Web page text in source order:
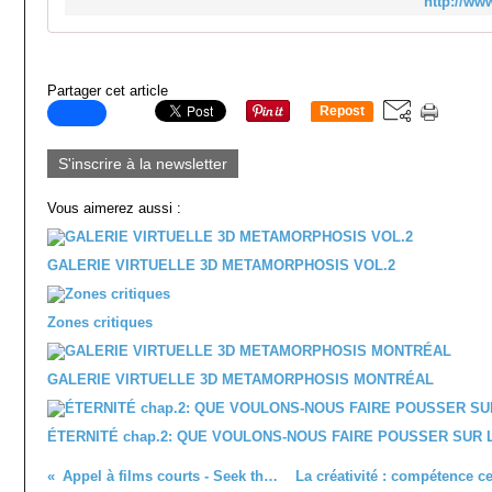
Partager cet article
Repost
S'inscrire à la newsletter
Vous aimerez aussi :
GALERIE VIRTUELLE 3D METAMORPHOSIS VOL.2
Zones critiques
GALERIE VIRTUELLE 3D METAMORPHOSIS MONTRÉAL
ÉTERNITÉ chap.2: QUE VOULONS-NOUS FAIRE POUSSER SUR
Appel à films courts - Seek the sun.